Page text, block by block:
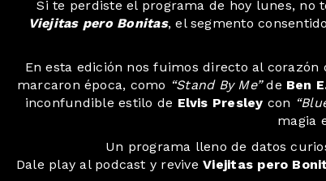
Si te perdiste el programa de hoy lunes,
Viejitas pero Bonitas, el segmento
En esta edición nos fuimos directo al corazón
marcaron época, como “Stand By Me”de Ben
inconfundible estilo de Elvis Presley con
magia
Un programa lleno de datos
Dale play al podcast y reviveViejitas pero